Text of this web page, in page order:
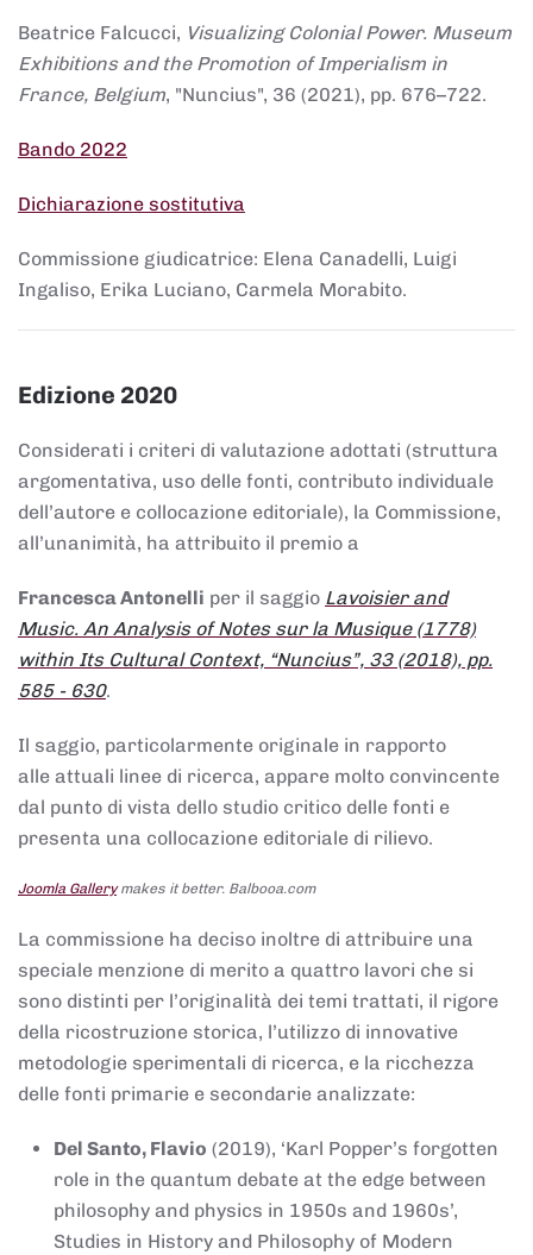
Beatrice Falcucci, Visualizing Colonial Power. Museum
Exhibitions and the Promotion of Imperialism in
France, Belgium, "Nuncius", 36 (2021), pp. 676–722.
Bando 2022
Dichiarazione sostitutiva
Commissione giudicatrice: Elena Canadelli, Luigi
Ingaliso, Erika Luciano, Carmela Morabito.
Edizione 2020
Considerati i criteri di valutazione adottati (struttura
argomentativa, uso delle fonti, contributo individuale
dell’autore e collocazione editoriale), la Commissione,
all’unanimità, ha attribuito il premio a
Francesca Antonelli per il saggio Lavoisier and
Music. An Analysis of Notes sur la Musique (1778)
within Its Cultural Context, “Nuncius”, 33 (2018), pp.
585 - 630.
Il saggio, particolarmente originale in rapporto
alle attuali linee di ricerca, appare molto convincente
dal punto di vista dello studio critico delle fonti e
presenta una collocazione editoriale di rilievo.
Joomla Gallerymakes it better. Balbooa.com
La commissione ha deciso inoltre di attribuire una
speciale menzione di merito a quattro lavori che si
sono distinti per l’originalità dei temi trattati, il rigore
della ricostruzione storica, l’utilizzo di innovative
metodologie sperimentali di ricerca, e la ricchezza
delle fonti primarie e secondarie analizzate:
Del Santo, Flavio (2019), ‘Karl Popper’s forgotten
role in the quantum debate at the edge between
philosophy and physics in 1950s and 1960s’,
Studies in History and Philosophy of Modern